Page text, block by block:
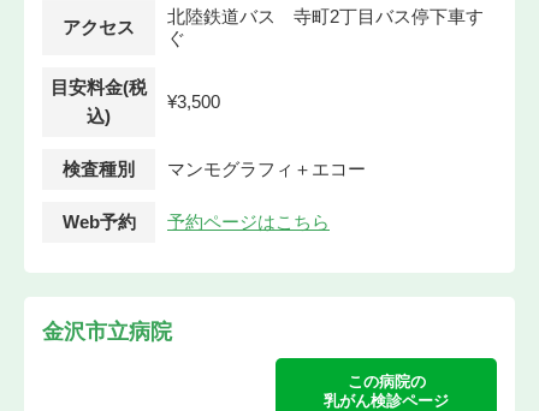
アクセス
北陸鉄道バス 寺町2丁目バス停下車す
ぐ
目安料金(税
込)
¥3,500
検査種別 マンモグラフィ＋エコー
Web予約 予約ページはこちら
金沢市立病院
この病院の
乳がん検診ページ